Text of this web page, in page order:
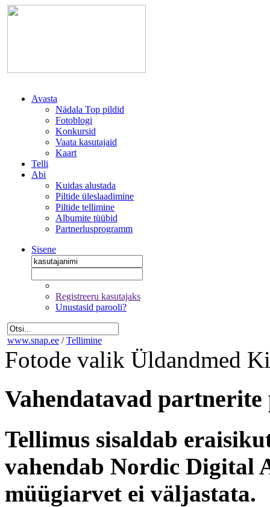
Avasta
Nädala Top pildid
Fotoblogi
Konkursid
Vaata kasutajaid
Kaart
Telli
Abi
Kuidas alustada
Piltide üleslaadimine
Piltide tellimine
Albumite tüübid
Partnerlusprogramm
Sisene
Registreeru kasutajaks
Unustasid parooli?
www.snap.ee / Tellimine
Fotode valik Üldandmed
Vahendatavad
Tellimus sisaldab
vahendab Nordic Digital
müügiarvet ei väljastata.